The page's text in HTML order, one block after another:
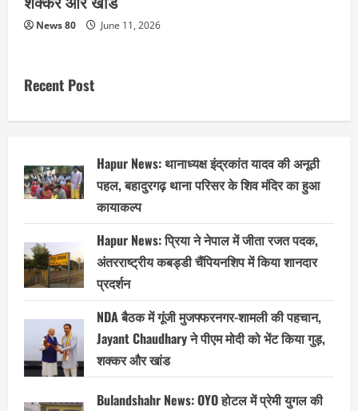
News 80 June 11, 2026
Recent Post
Hapur News: थानाध्यक्ष इंद्रकांत यादव की अनूठी
पहल, बहादुरगढ़ थाना परिसर के शिव मंदिर का हुआ
कायाकल्प
Hapur News: प्रिया ने नेपाल में जीता रजत पदक,
अंतरराष्ट्रीय कबड्डी चैंपियनशिप में किया शानदार
प्रदर्शन
NDA बैठक में गूंजी मुजफ्फरनगर-शामली की पहचान,
Jayant Chaudhary ने पीएम मोदी को भेंट किया गुड़,
शक्कर और खांड
Bulandshahr News: OYO होटल में प्रेमी युगल की